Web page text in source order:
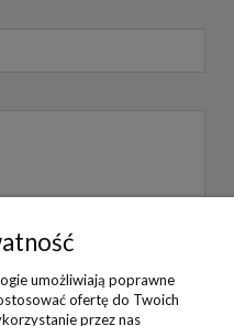
umożliwiają poprawne
ofertę do Twoich
przez nas